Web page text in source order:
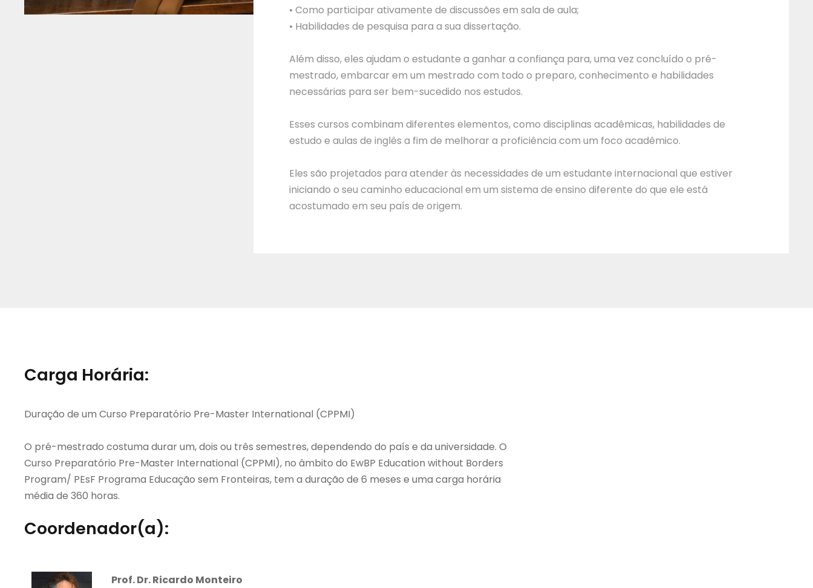
• Como participar ativamente de discussões em sala de aula;
• Habilidades de pesquisa para a sua dissertação.
Além disso, eles ajudam o estudante a ganhar a confiança para, uma vez concluído o pré-
mestrado, embarcar em um mestrado com todo o preparo, conhecimento e habilidades
necessárias para ser bem-sucedido nos estudos.
Esses cursos combinam diferentes elementos, como disciplinas acadêmicas, habilidades de
estudo e aulas de inglês a fim de melhorar a proficiência com um foco acadêmico.
Eles são projetados para atender às necessidades de um estudante internacional que estiver
iniciando o seu caminho educacional em um sistema de ensino diferente do que ele está
acostumado em seu país de origem.
Carga Horária:
Duração de um Curso Preparatório Pre-Master International (CPPMI)
O pré-mestrado costuma durar um, dois ou três semestres, dependendo do país e da universidade. O
Curso Preparatório Pre-Master International (CPPMI), no âmbito do EwBP Education without Borders
Program/ PEsF Programa Educação sem Fronteiras, tem a duração de 6 meses e uma carga horária
média de 360 horas.
Coordenador(a):
Prof. Dr. Ricardo Monteiro